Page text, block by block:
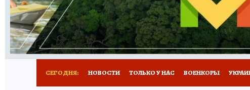
РАДИО КП РЕКЛАМА ТЕСТЫ НОВОЕ НА
СЕГОДНЯ: НОВОСТИ ТОЛЬКО У НАС ВОЕНКОРЫ